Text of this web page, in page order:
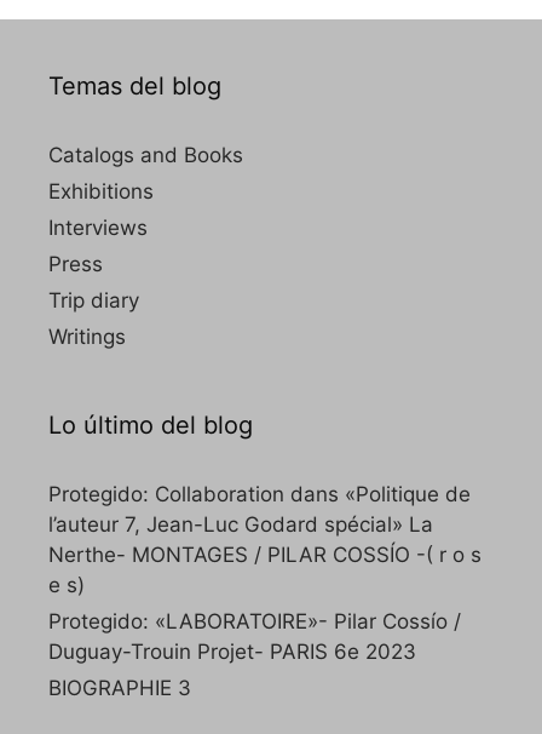
Temas del blog
Catalogs and Books
Exhibitions
Interviews
Press
Trip diary
Writings
Lo último del blog
Protegido: Collaboration dans «Politique de
l’auteur 7, Jean-Luc Godard spécial» La
Nerthe- MONTAGES / PILAR COSSÍO -( r o s
e s)
Protegido: «LABORATOIRE»- Pilar Cossío /
Duguay-Trouin Projet- PARIS 6e 2023
BIOGRAPHIE 3